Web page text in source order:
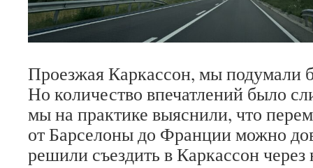
Проезжая Каркассон, мы подумали
Но количество впечатлений было
мы на практике выяснили, что
от Барселоны до Франции можно
решили съездить в Каркассон